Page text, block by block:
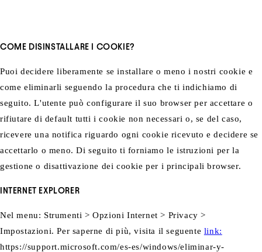
COME DISINSTALLARE I COOKIE?
Puoi decidere liberamente se installare o meno i nostri cookie e
come eliminarli seguendo la procedura che ti indichiamo di
seguito. L'utente può configurare il suo browser per accettare o
rifiutare di default tutti i cookie non necessari o, se del caso,
ricevere una notifica riguardo ogni cookie ricevuto e decidere se
accettarlo o meno. Di seguito ti forniamo le istruzioni per la
gestione o disattivazione dei cookie per i principali browser.
INTERNET EXPLORER
Nel menu: Strumenti > Opzioni Internet > Privacy >
Impostazioni. Per saperne di più, visita il seguente link:
https://support.microsoft.com/es-es/windows/eliminar-y-